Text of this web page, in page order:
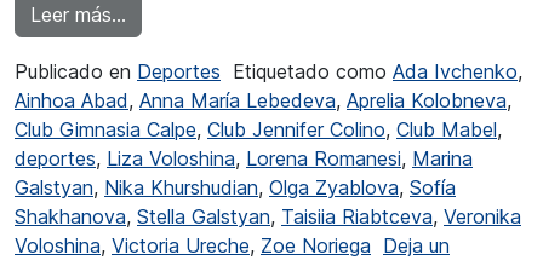
Leer más…
Publicado en Deportes Etiquetado como Ada Ivchenko,
Ainhoa Abad, Anna María Lebedeva, Aprelia Kolobneva,
Club Gimnasia Calpe, Club Jennifer Colino, Club Mabel,
deportes, Liza Voloshina, Lorena Romanesi, Marina
Galstyan, Nika Khurshudian, Olga Zyablova, Sofía
Shakhanova, Stella Galstyan, Taisiia Riabtceva, Veronika
Voloshina, Victoria Ureche, Zoe Noriega Deja un